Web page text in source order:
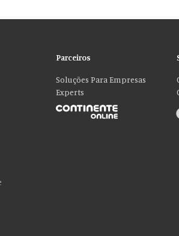
Parceiros
Soluções Para Empresas
Experts